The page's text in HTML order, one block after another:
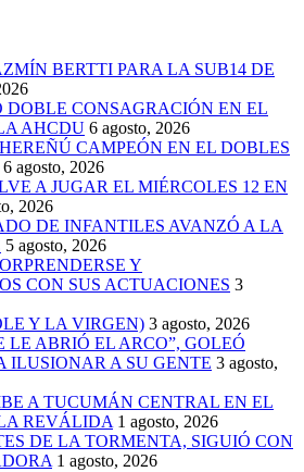
BERTTI PARA LA SUB14 DE
DOBLE CONSAGRACIÓN EN EL
AHCDU 6 agosto, 2026
CAMPEÓN EN EL DOBLES
6 agosto, 2026
A JUGAR EL MIÉRCOLES 12 EN
2026
DE INFANTILES AVANZÓ A LA
5 agosto, 2026
Y
CON SUS ACTUACIONES 3
Y LA VIRGEN) 3 agosto, 2026
LE ABRIÓ EL ARCO”, GOLEÓ
ILUSIONAR A SU GENTE 3 agosto,
A TUCUMÁN CENTRAL EN EL
REVÁLIDA 1 agosto, 2026
DE LA TORMENTA, SIGUIÓ CON
1 agosto, 2026